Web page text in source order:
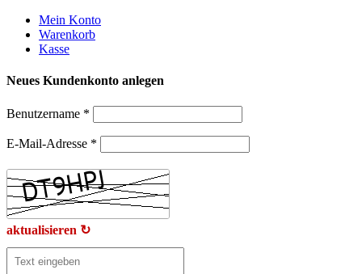
Weiter
zum
Inhalt
Mein Konto
Warenkorb
Kasse
Neues Kundenkonto anlegen
Benutzername *
E-Mail-Adresse *
aktualisieren ↻